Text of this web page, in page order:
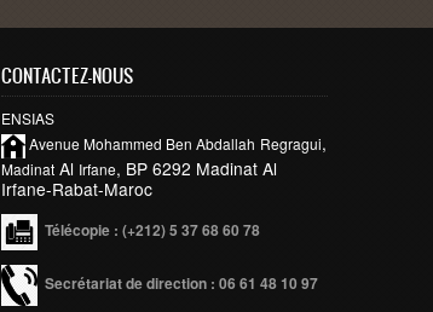
CONTACTEZ-NOUS
ENSIAS
Avenue Mohammed Ben Abdallah Regragui,
Madinat Al Irfane, BP 6292 Madinat Al
Irfane-Rabat-Maroc
Télécopie : (+212) 5 37 68 60 78
Secrétariat de direction : 06 61 48 10 97